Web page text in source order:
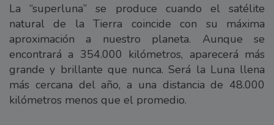
La “superluna” se produce cuando el satélite
natural de la Tierra coincide con su máxima
aproximación a nuestro planeta. Aunque se
encontrará a 354.000 kilómetros, aparecerá más
grande y brillante que nunca. Será la Luna llena
más cercana del año, a una distancia de 48.000
kilómetros menos que el promedio.